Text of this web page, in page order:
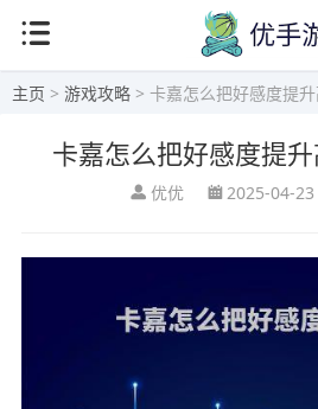
主页 > 游戏攻略 > 卡嘉怎么把好感度提
卡嘉怎么把好感度提
优优 2025-04-